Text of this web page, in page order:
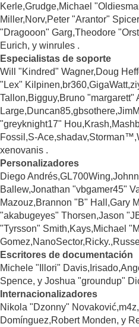
Kerle,Grudge,Michael
Miller,Norv,Peter "Arantor"
"Dragooon" Garg,Theodore
Eurich, y winrules .
Especialistas de soporte
Will "Kindred" Wagner,Doug
"Lex"
Tallon,Bigguy,Bruno
"greyknight17"
Fossil,S-
xenovanis .
Personalizadores
Diego
Ballew,Jonathan "vbgamer45"
Mazouz,Brannon "B" Hall,Gary
"akabugeyes" Thorsen,Jason
"Tyrsson" Smith,Kays,Michael
Escritores de documentación
Michele "Illori"
Spence, y Joshua "groundup"
Internacionalizadores
Nikola "Dzonny"
Domínguez,Robert Monden, y